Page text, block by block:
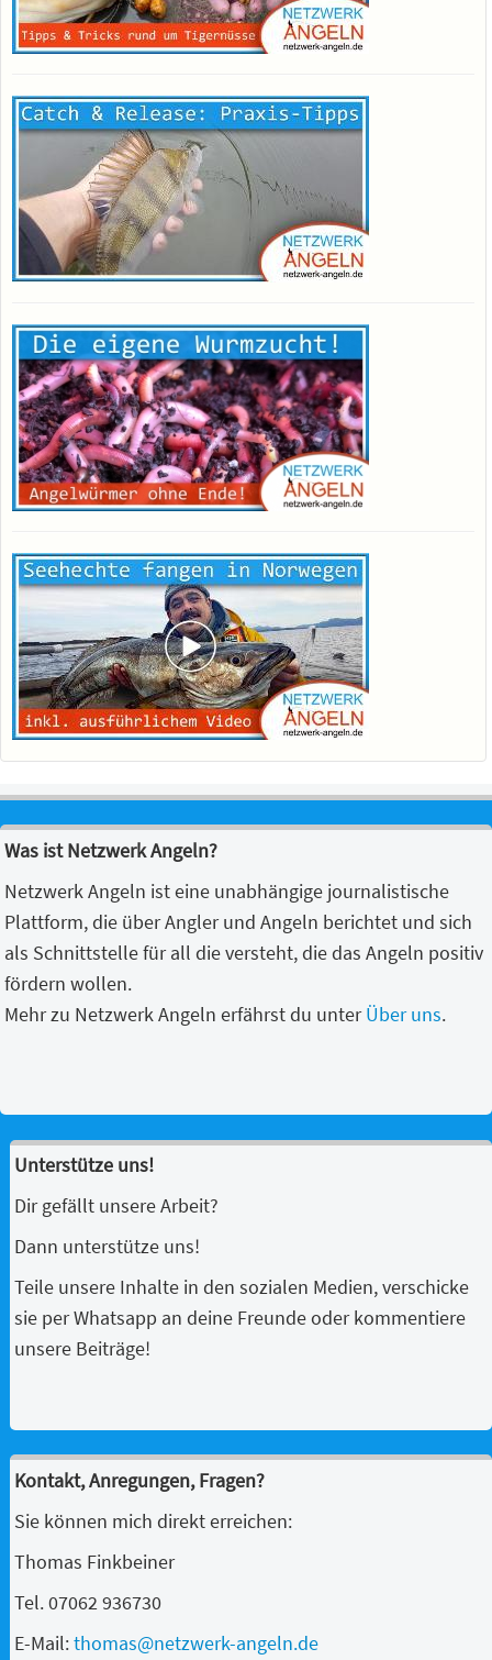
Was ist Netzwerk Angeln?
Netzwerk Angeln ist eine unabhängige journalistische
Plattform, die über Angler und Angeln berichtet und sich
als Schnittstelle für all die versteht, die das Angeln positiv
fördern wollen.
Mehr zu Netzwerk Angeln erfährst du unterÜber uns.
Unterstütze uns!
Dir gefällt unsere Arbeit?
Dann unterstütze uns!
Teile unsere Inhalte in den sozialen Medien, verschicke
sie per Whatsapp an deine Freunde oder kommentiere
unsere Beiträge!
Kontakt, Anregungen, Fragen?
Sie können mich direkt erreichen:
Thomas Finkbeiner
Tel. 07062 936730
E-Mail:thomas@netzwerk-angeln.de